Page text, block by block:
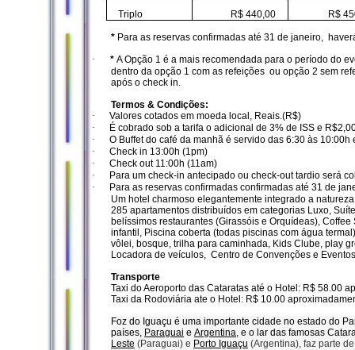
Triplo R$ 440,00 R$
* Para as reservas confirmadas até 31 de janeiro,
·
* A Opção 1 é a mais recomendada para o período do
dentro da opção 1 com as refeições ou opção 2 sem
após o check in.
Termos & Condições:
·
Valores cotados em moeda local, Reais.(R$)
·
É cobrado sob a tarifa o adicional de 3% de ISS e
·
O Buffet do café da manhã é servido das 6:30 às
·
Check in 13:00h (1pm)
·
Check out 11:00h (11am)
·
Para um check-in antecipado ou check-out tardio será
·
Para as reservas confirmadas confirmadas até 31 de
Um hotel charmoso elegantemente integrado a
285 apartamentos distribuídos em categorias Luxo,
belíssimos restaurantes (Girassóis e Orquídeas),
infantil, Piscina coberta (todas piscinas com água
vôlei, bosque, trilha para caminhada, Kids Clube, play
Locadora de veículos, Centro de Convenções e Eventos
Transporte
Taxi do Aeroporto das Cataratas até o Hotel: R$ 58.00
Taxi da Rodoviária ate o Hotel: R$ 10.00
Foz do Iguaçu é uma importante cidade no estado do
países, Paraguai e Argentina, e o lar das famosas
Leste (Paraguai) e Porto Iguaçu (Argentina), faz parte